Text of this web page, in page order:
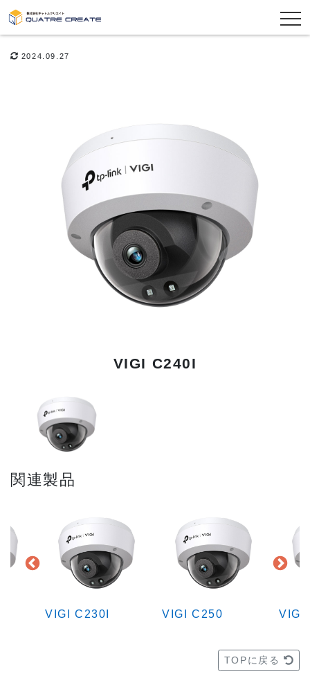
2024.09.27
VIGI C240I
関連製品
VIGI C230I VIGI C250 VIGI
TOPに戻る